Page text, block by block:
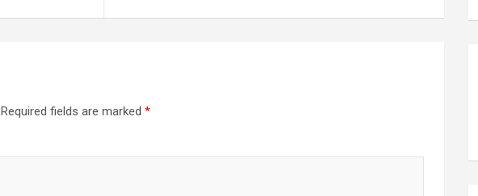
Required fields are marked *